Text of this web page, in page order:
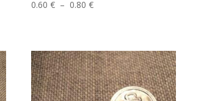
0.60€ – 0.80€Plage
à
0.80 €